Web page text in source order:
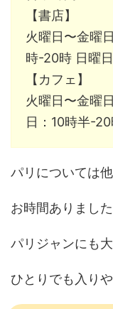
【書店】
火曜日〜金曜
時-20時 日曜
【カフェ】
火曜日〜金曜
日：10時半-
パリについては
お時間ありまし
パリジャンにも
ひとりでも入り